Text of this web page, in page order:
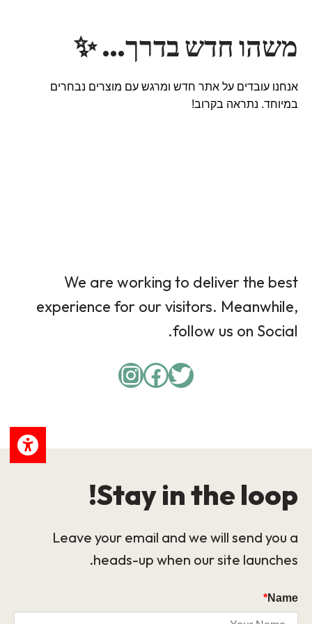
משהו חדש בדרך… ✨
אנחנו עובדים על אתר חדש ומרגש עם מוצרים נבחרים
במיוחד. נתראה בקרוב!
We are working to deliver the best
experience for our visitors. Meanwhile,
follow us on Social.
Twitter
Facebook
Instagram
Stay in the loop!
Leave your email and we will send you a
heads-up when our site launches.
Name
*